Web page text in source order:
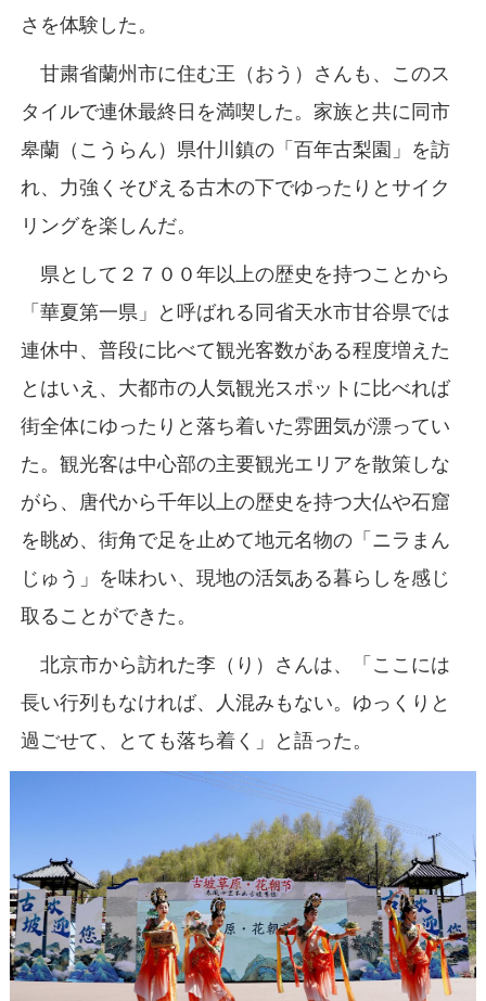
さを体験した。
甘粛省蘭州市に住む王（おう）さんも、このス
タイルで連休最終日を満喫した。家族と共に同市
皋蘭（こうらん）県什川鎮の「百年古梨園」を訪
れ、力強くそびえる古木の下でゆったりとサイク
リングを楽しんだ。
県として２７００年以上の歴史を持つことから
「華夏第一県」と呼ばれる同省天水市甘谷県では
連休中、普段に比べて観光客数がある程度増えた
とはいえ、大都市の人気観光スポットに比べれば
街全体にゆったりと落ち着いた雰囲気が漂ってい
た。観光客は中心部の主要観光エリアを散策しな
がら、唐代から千年以上の歴史を持つ大仏や石窟
を眺め、街角で足を止めて地元名物の「ニラまん
じゅう」を味わい、現地の活気ある暮らしを感じ
取ることができた。
北京市から訪れた李（り）さんは、「ここには
長い行列もなければ、人混みもない。ゆっくりと
過ごせて、とても落ち着く」と語った。